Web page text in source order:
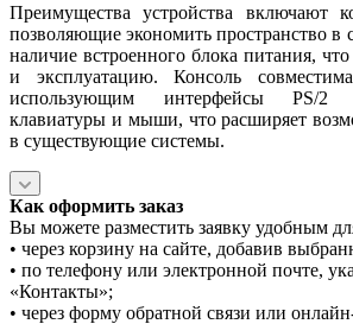
Преимущества устройства включают
позволяющие экономить пространство в
наличие встроенного блока питания,
и эксплуатацию. Консоль
использующим интерфейсы PS/2
клавиатуры и мыши, что расширяет
в существующие системы.
Как оформить заказ
Вы можете разместить заявку удобным
• через корзину на сайте, добавив
• по телефону или электронной почте,
«Контакты»;
• через форму обратной связи или